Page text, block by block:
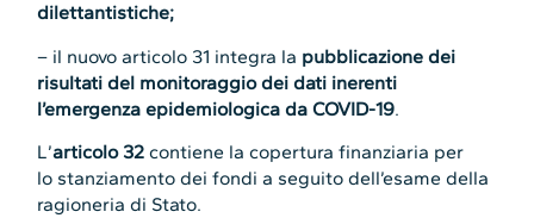
dilettantistiche;
– il nuovo articolo 31 integra la pubblicazione dei
risultati del monitoraggio dei dati inerenti
l’emergenza epidemiologica da COVID-19.
L’articolo 32 contiene la copertura finanziaria per
lo stanziamento dei fondi a seguito dell’esame della
ragioneria di Stato.